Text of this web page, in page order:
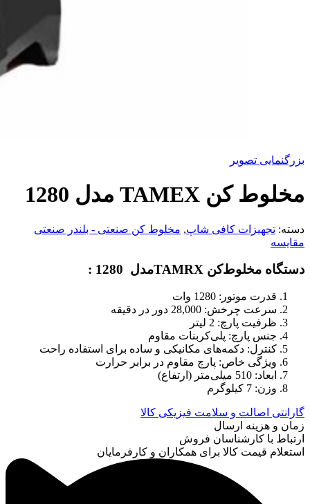
بزرگنمایی تصویر
مخلوط‌ کن TAMEX مدل 1280
دسته: تجهیزات کافی شاپ, مخلوط کن صنعتی - بلندر صنعتی
مقایسه
دستگاه مخلوط‌کن TAMRXمدل 1280 :
قدرت موتور: 1280 وات
سرعت چرخش: 28,000 دور در دقیقه
ظرفیت پارچ: 2 لیتر
جنس پارچ: پلی‌کربنات مقاوم
کنترل: دکمه‌های مکانیکی و ساده برای استفاده راحت
ویژگی خاص: پارچ مقاوم در برابر حرارت
ابعاد: 510 میلی‌متر (ارتفاع)
وزن: 7 کیلوگرم
گارانتی اصالت و سلامت فیزیکی کالا
زمان و هزینه ارسال
ارتباط با کارشناسان فروش
استعلام قیمت کالا برای همکاران و کارفرمایان